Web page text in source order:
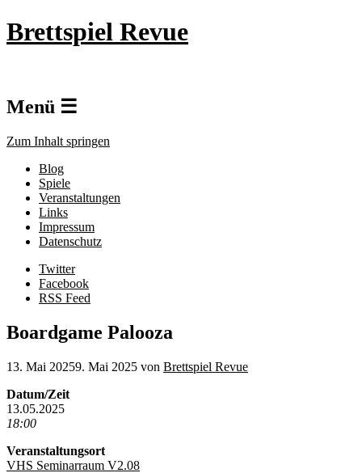
Brettspiel Revue
Menü ☰
Zum Inhalt springen
Blog
Spiele
Veranstaltungen
Links
Impressum
Datenschutz
Twitter
Facebook
RSS Feed
Boardgame Palooza
13. Mai 20259. Mai 2025 von Brettspiel Revue
Datum/Zeit
13.05.2025
18:00
Veranstaltungsort
VHS Seminarraum V2.08